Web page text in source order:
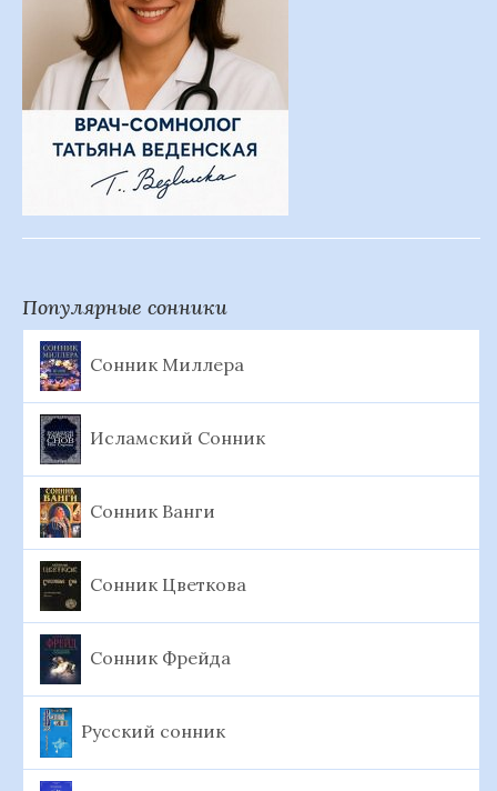
Популярные сонники
Сонник Миллера
Исламский Сонник
Сонник Ванги
Сонник Цветкова
Сонник Фрейда
Русский сонник